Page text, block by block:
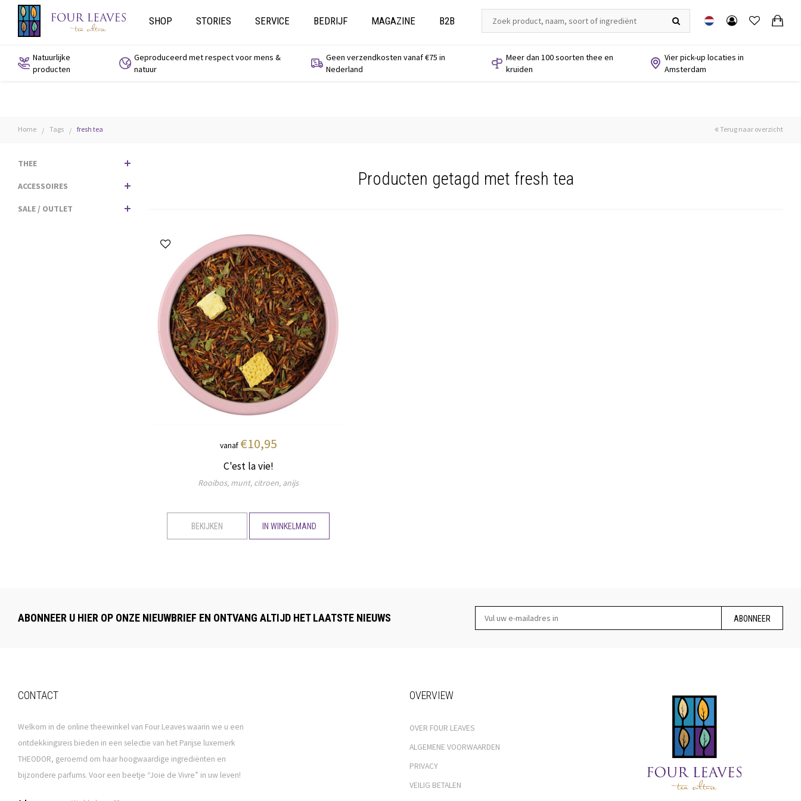
SHOP STORIES SERVICE BEDRIJF MAGAZINE B2B
Natuurlijke
producten
Geproduceerd met respect voor mens &
natuur
Geen verzendkosten vanaf €75 in
Nederland
Meer dan 100 soorten thee en
kruiden
Vier pick-up locaties in
Amsterdam
Home / Tags / fresh tea Terug naar overzicht
THEE
ACCESSOIRES
SALE / OUTLET
Producten getagd met fresh tea
vanaf €10,95
C'est la vie!
Rooibos, munt, citroen, anijs
BEKIJKEN IN WINKELMAND
ABONNEER U HIER OP ONZE NIEUWBRIEF EN ONTVANG ALTIJD HET LAATSTE NIEUWS ABONNEER
CONTACT
Welkom in de online theewinkel van Four Leaves waarin we u een
ontdekkingsreis bieden in een selectie van het Parijse luxemerk
THEODOR, geroemd om haar hoogwaardige ingrediënten en
bijzondere parfums. Voor een beetje “Joie de Vivre” in uw leven!
OVERVIEW
OVER FOUR LEAVES
ALGEMENE VOORWAARDEN
PRIVACY
VEILIG BETALEN